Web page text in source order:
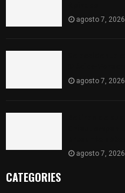
agosto 7, 2026
agosto 7, 2026
agosto 7, 2026
CATEGORIES